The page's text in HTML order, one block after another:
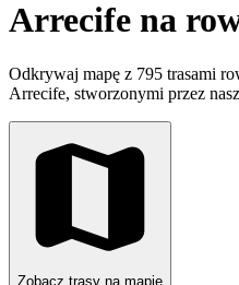
Arrecife na
Odkrywaj mapę z 795 trasami
Arrecife, stworzonymi przez
Zobacz trasy na mapie